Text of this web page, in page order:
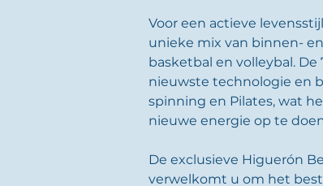
Voor een actieve
unieke mix van binnen-
basketbal en volleybal.
nieuwste technologie en
spinning en Pilates, wat
nieuwe energie op te
De exclusieve Higuerón
verwelkomt u om het